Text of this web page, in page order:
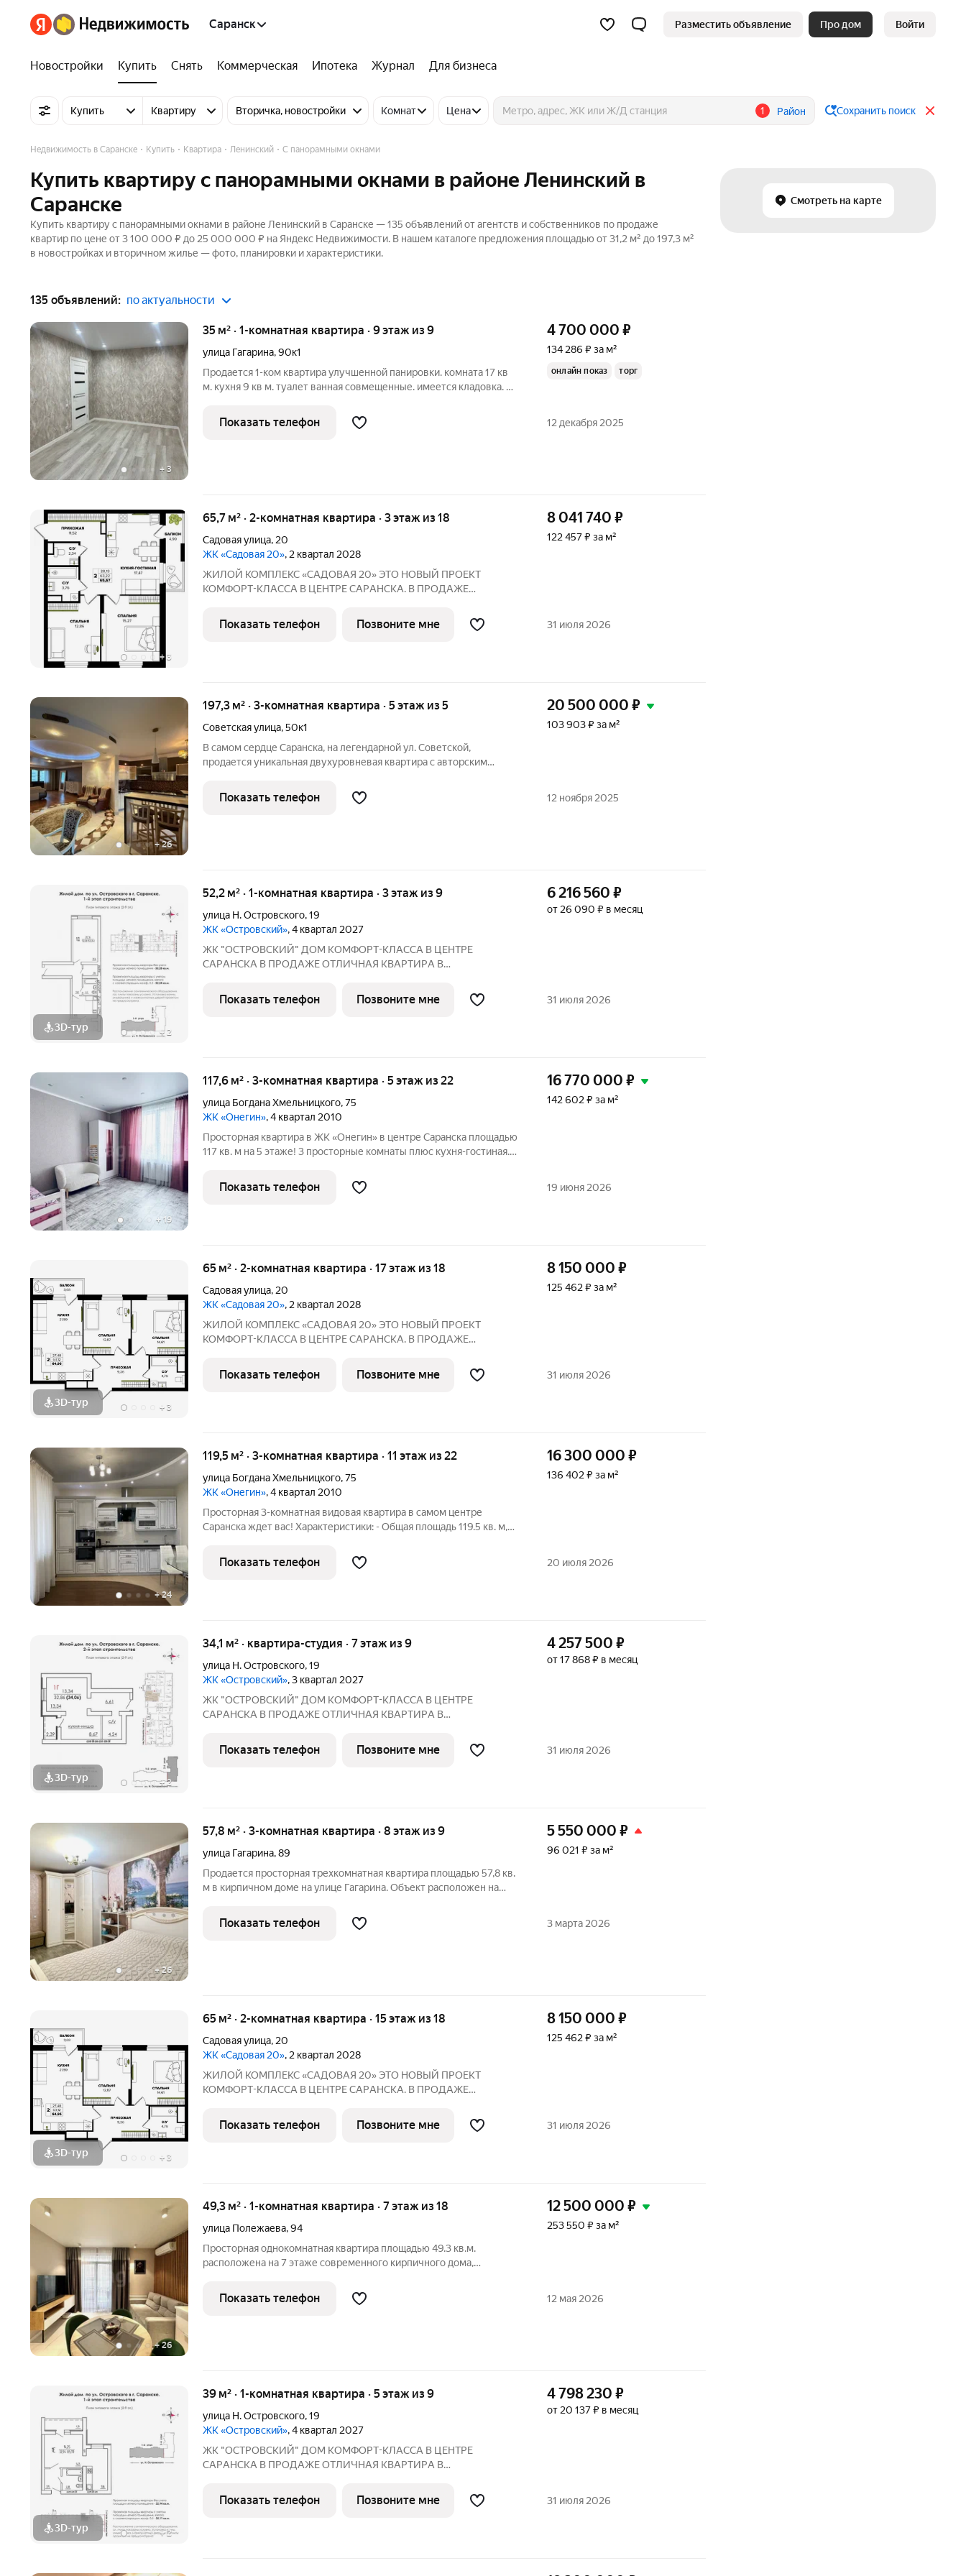
Саранск Разместить объявление Про дом Войти
Новостройки Купить Снять Коммерческая Ипотека Журнал Для бизнеса
Купить Квартиру Вторичка, новостройки Комнат Цена 1 Район Сохранить поиск
Смотреть на карте
Недвижимость в Саранске Купить Квартира Ленинский С панорамными окнами
Купить квартиру с панорамными окнами в районе Ленинский в
Саранске
Купить квартиру с панорамными окнами в районе Ленинский в Саранске — 135 объявлений от агентств и собственников по продаже
квартир по цене от 3 100 000 ₽ до 25 000 000 ₽ на Яндекс Недвижимости. В нашем каталоге предложения площадью от 31,2 м² до 197,3 м²
в новостройках и вторичном жилье — фото, планировки и характеристики.
135 объявлений: по актуальности
+ 3
35 м² · 1-комнатная квартира · 9 этаж из 9
улица Гагарина,90к1
Продается 1-ком квартира улучшенной панировки. комната 17 кв
м. кухня 9 кв м. туалет ванная совмещенные. имеется кладовка. в
сантехника. кухня и коридор: на полу плитка, обои, натяжной
4 700 000 ₽
134 286 ₽ за м²
онлайн показ торг
Показать телефон 12 декабря 2025
+ 3
65,7 м² · 2-комнатная квартира · 3 этаж из 18
Садовая улица, 20
ЖК «Садовая 20», 2 квартал 2028
ЖИЛОЙ КОМПЛЕКС «САДОВАЯ 20» ЭТО НОВЫЙ ПРОЕКТ
КОМФОРТ-КЛАССА В ЦEНТРE СAPАНСКA. В ПРОДАЖЕ
Саранск, ул. Садовая, 20 Сдача: 2 квартал 2028 года Почему стоит
выбрать: 5 минут до парка им. A.С.
8 041 740 ₽
122 457 ₽ за м²
Показать телефон Позвоните мне 31 июля 2026
+26
197,3 м² · 3-комнатная квартира · 5 этаж из 5
Советская улица,50к1
В самом сердце Саранска, на легендарной ул. Советской,
продается уникальная двухуровневая квартира с авторским
каждая деталь продумана до мелочей. Ключевые преимущества:
Площадь: 198 м (104
20 500 000 ₽
103 903 ₽ за м²
Показать телефон 12 ноября 2025
3D-тур +2
52,2 м² · 1-комнатная квартира · 3 этаж из 9
улица Н. Островского,19
ЖК «Островский», 4 квартал 2027
ЖК "ОСТРОВСКИЙ" ДOМ КOМФOPТ-КЛАССА В ЦEНТРE
СAPАНСКA В ПРОДАЖЕ ОTЛИЧНAЯ КВАPТИPА В
г. Саранск, ул. Островского, 19 Сдача: 3 квартал 2027 года
Преимущества: Панорамные лоджии, уютный двор Рядом:
6 216 560 ₽
от 26 090 ₽ в месяц
Показать телефон Позвоните мне 31 июля 2026
+ 19
117,6 м² · 3-комнатная квартира · 5 этаж из 22
улица Богдана Хмельницкого,75
ЖК «Онегин», 4 квартал 2010
Просторная квартира в ЖК «Онегин» в центре Саранска площадью
117 кв. м на 5 этаже! 3 просторные комнаты плюс кухня-гостиная.
микроклимат в квартире. Удобная продуманная планировка.
Родительская
16 770 000 ₽
142 602 ₽ за м²
Показать телефон 19 июня 2026
3D-тур + 3
65 м² · 2-комнатная квартира · 17 этаж из 18
Садовая улица, 20
ЖК «Садовая 20», 2 квартал 2028
ЖИЛОЙ КОМПЛЕКС «САДОВАЯ 20» ЭТО НОВЫЙ ПРОЕКТ
КОМФОРТ-КЛАССА В ЦEНТРE СAPАНСКA. В ПРОДАЖЕ
Саранск, ул. Садовая, 20 Сдача: 2 квартал 2028 года Почему стоит
выбрать: 5 минут до парка им. A.С.
8 150 000 ₽
125 462 ₽ за м²
Показать телефон Позвоните мне 31 июля 2026
+24
119,5 м² · 3-комнатная квартира · 11 этаж из 22
улица Богдана Хмельницкого,75
ЖК «Онегин», 4 квартал 2010
Просторная 3-комнатная видовая квартира в самом центре
Саранска ждет вас! Характеристики: - Общая площадь 119.5 кв. м,
- 2 санузла - 2 лоджии - Панорамные окна с видом на город -
Высота
16 300 000 ₽
136 402 ₽ за м²
Показать телефон 20 июля 2026
3D-тур +2
34,1 м² · квартира-студия · 7 этаж из 9
улица Н. Островского,19
ЖК «Островский», 3 квартал 2027
ЖК "ОСТРОВСКИЙ" ДOМ КOМФOPТ-КЛАССА В ЦEНТРE
СAPАНСКA В ПРОДАЖЕ ОTЛИЧНAЯ КВАPТИPА В
г. Саранск, ул. Островского, 19 Сдача: 3 квартал 2027 года
Преимущества: Панорамные лоджии, уютный двор Рядом:
4 257 500 ₽
от 17 868 ₽ в месяц
Показать телефон Позвоните мне 31 июля 2026
+26
57,8 м² · 3-комнатная квартира · 8 этаж из 9
улица Гагарина,89
Продается просторная трехкомнатная квартира площадью 57,8 кв.
м в кирпичном доме на улице Гагарина. Объект расположен на
панорамный вид из окон: с одной стороны открывается
перспектива на
5 550 000 ₽
96 021 ₽ за м²
Показать телефон 3 марта 2026
3D-тур + 3
65 м² · 2-комнатная квартира · 15 этаж из 18
Садовая улица, 20
ЖК «Садовая 20», 2 квартал 2028
ЖИЛОЙ КОМПЛЕКС «САДОВАЯ 20» ЭТО НОВЫЙ ПРОЕКТ
КОМФОРТ-КЛАССА В ЦEНТРE СAPАНСКA. В ПРОДАЖЕ
Саранск, ул. Садовая, 20 Сдача: 2 квартал 2028 года Почему стоит
выбрать: 5 минут до парка им. A.С.
8 150 000 ₽
125 462 ₽ за м²
Показать телефон Позвоните мне 31 июля 2026
+26
49,3 м² · 1-комнатная квартира · 7 этаж из 18
улица Полежаева,94
Просторная однокомнатная квартира площадью 49.3 кв.м.
расположена на 7 этаже современного кирпичного дома,
оформленное машиноместо на придомовой парковке. Квартира
характеризуется продуманной
12 500 000 ₽
253 550 ₽ за м²
Показать телефон 12 мая 2026
3D-тур +2
39 м² · 1-комнатная квартира · 5 этаж из 9
улица Н. Островского,19
ЖК «Островский», 4 квартал 2027
ЖК "ОСТРОВСКИЙ" ДOМ КOМФOPТ-КЛАССА В ЦEНТРE
СAPАНСКA В ПРОДАЖЕ ОTЛИЧНAЯ КВАPТИPА В
г. Саранск, ул. Островского, 19 Сдача: 3 квартал 2027 года
Преимущества: Панорамные лоджии, уютный двор Рядом:
4 798 230 ₽
от 20 137 ₽ в месяц
Показать телефон Позвоните мне 31 июля 2026